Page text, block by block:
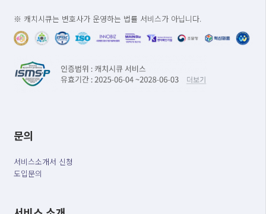
※ 캐치시큐는 변호사가 운영하는 법률 서비스가 아닙니다.
문의
서비스소개서 신청
도입문의